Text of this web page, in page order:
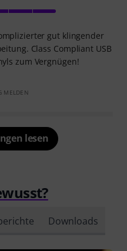
gut klingender
Class Compliant USB
zum Vergnügen!
MELDEN
lesen
Downloads